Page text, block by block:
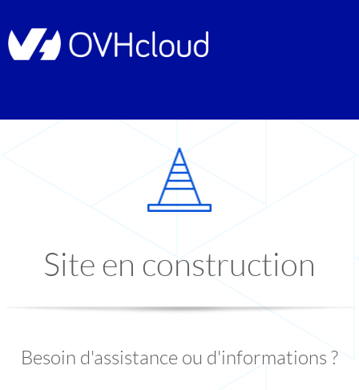
Site en construction
Besoin d'assistance ou d'informations ?